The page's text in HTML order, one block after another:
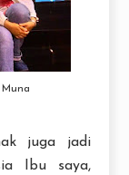
juga jadi
Ibu saya,